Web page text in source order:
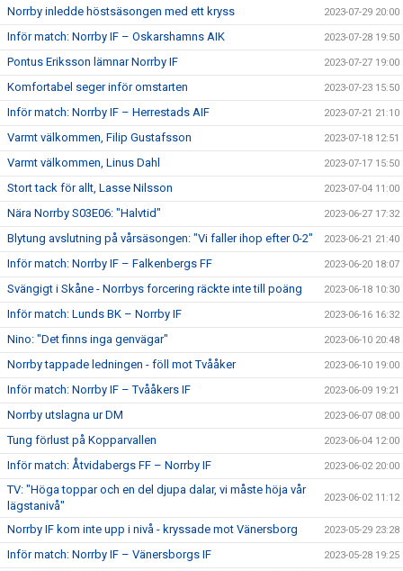
Norrby inledde höstsäsongen med ett kryss 2023-07-29 20:00
Inför match: Norrby IF – Oskarshamns AIK 2023-07-28 19:50
Pontus Eriksson lämnar Norrby IF 2023-07-27 19:00
Komfortabel seger inför omstarten 2023-07-23 15:50
Inför match: Norrby IF – Herrestads AIF 2023-07-21 21:10
Varmt välkommen, Filip Gustafsson 2023-07-18 12:51
Varmt välkommen, Linus Dahl 2023-07-17 15:50
Stort tack för allt, Lasse Nilsson 2023-07-04 11:00
Nära Norrby S03E06: "Halvtid" 2023-06-27 17:32
Blytung avslutning på vårsäsongen: "Vi faller ihop efter 0-2" 2023-06-21 21:40
Inför match: Norrby IF – Falkenbergs FF 2023-06-20 18:07
Svängigt i Skåne - Norrbys forcering räckte inte till poäng 2023-06-18 10:30
Inför match: Lunds BK – Norrby IF 2023-06-16 16:32
Nino: "Det finns inga genvägar" 2023-06-10 20:48
Norrby tappade ledningen - föll mot Tvååker 2023-06-10 19:00
Inför match: Norrby IF – Tvååkers IF 2023-06-09 19:21
Norrby utslagna ur DM 2023-06-07 08:00
Tung förlust på Kopparvallen 2023-06-04 12:00
Inför match: Åtvidabergs FF – Norrby IF 2023-06-02 20:00
TV: "Höga toppar och en del djupa dalar, vi måste höja vår
lägstanivå"
2023-06-02 11:12
Norrby IF kom inte upp i nivå - kryssade mot Vänersborg 2023-05-29 23:28
Inför match: Norrby IF – Vänersborgs IF 2023-05-28 19:25